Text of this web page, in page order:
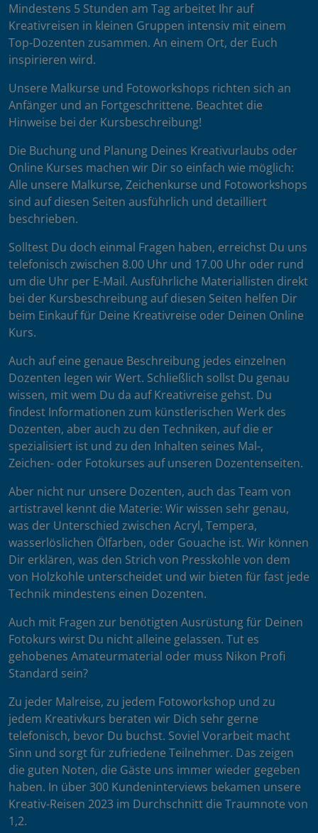
Mindestens 5 Stunden am Tag arbeitet Ihr auf
Kreativreisen in kleinen Gruppen intensiv mit einem
Top-Dozenten zusammen. An einem Ort, der Euch
inspirieren wird.
Unsere Malkurse und Fotoworkshops richten sich an
Anfänger und an Fortgeschrittene. Beachtet die
Hinweise bei der Kursbeschreibung!
Die Buchung und Planung Deines Kreativurlaubs oder
Online Kurses machen wir Dir so einfach wie möglich:
Alle unsere Malkurse, Zeichenkurse und Fotoworkshops
sind auf diesen Seiten ausführlich und detailliert
beschrieben.
Solltest Du doch einmal Fragen haben, erreichst Du uns
telefonisch zwischen 8.00 Uhr und 17.00 Uhr oder rund
um die Uhr per E-Mail. Ausführliche Materiallisten direkt
bei der Kursbeschreibung auf diesen Seiten helfen Dir
beim Einkauf für Deine Kreativreise oder Deinen Online
Kurs.
Auch auf eine genaue Beschreibung jedes einzelnen
Dozenten legen wir Wert. Schließlich sollst Du genau
wissen, mit wem Du da auf Kreativreise gehst. Du
findest Informationen zum künstlerischen Werk des
Dozenten, aber auch zu den Techniken, auf die er
spezialisiert ist und zu den Inhalten seines Mal-,
Zeichen- oder Fotokurses auf unseren Dozentenseiten.
Aber nicht nur unsere Dozenten, auch das Team von
artistravel kennt die Materie: Wir wissen sehr genau,
was der Unterschied zwischen Acryl, Tempera,
wasserlöslichen Ölfarben, oder Gouache ist. Wir können
Dir erklären, was den Strich von Presskohle von dem
von Holzkohle unterscheidet und wir bieten für fast jede
Technik mindestens einen Dozenten.
Auch mit Fragen zur benötigten Ausrüstung für Deinen
Fotokurs wirst Du nicht alleine gelassen. Tut es
gehobenes Amateurmaterial oder muss Nikon Profi
Standard sein?
Zu jeder Malreise, zu jedem Fotoworkshop und zu
jedem Kreativkurs beraten wir Dich sehr gerne
telefonisch, bevor Du buchst. Soviel Vorarbeit macht
Sinn und sorgt für zufriedene Teilnehmer. Das zeigen
die guten Noten, die Gäste uns immer wieder gegeben
haben. In über 300 Kundeninterviews bekamen unsere
Kreativ-Reisen 2023 im Durchschnitt die Traumnote von
1,2.